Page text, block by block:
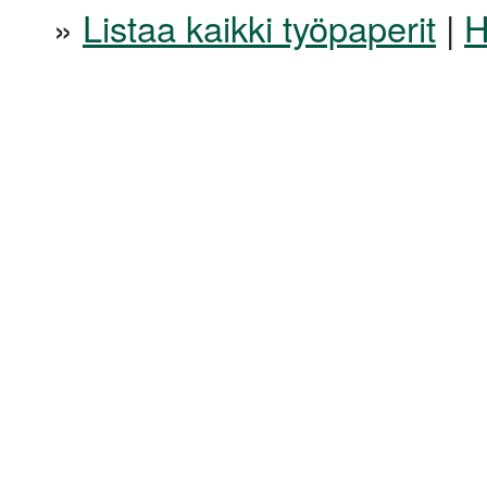
» Listaa kaikki työpaperit |